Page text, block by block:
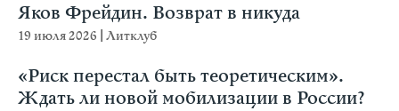
Яков Фрейдин. Возврат в никуда
19 июля 2026 Литклуб
«Риск перестал быть теоретическим».
Ждать ли новой мобилизации в России?